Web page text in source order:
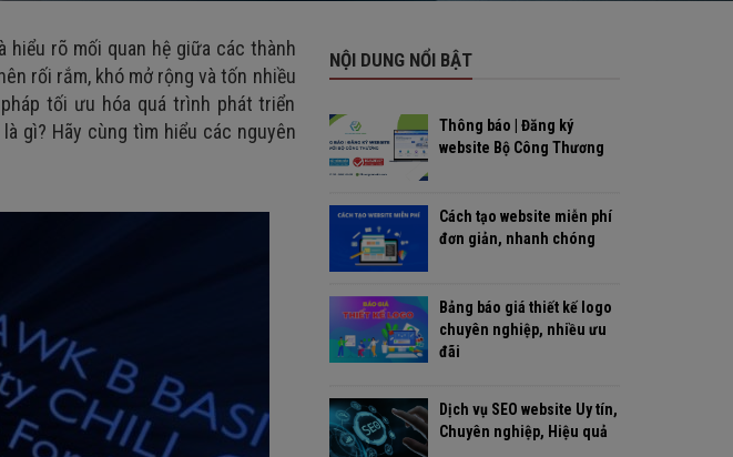
rõ mối quan hệ giữa các thành
rối rắm, khó mở rộng và tốn nhiều
tối ưu hóa quá trình phát triển
gì? Hãy cùng tìm hiểu các nguyên
NỘI DUNG NỔI BẬT
Thông báo | Đăng ký
website Bộ Công Thương
Cách tạo website miễn phí
đơn giản, nhanh chóng
Bảng báo giá thiết kế logo
chuyên nghiệp, nhiều ưu
đãi
Dịch vụ SEO website Uy tín,
Chuyên nghiệp, Hiệu quả